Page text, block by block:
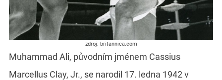
zdroj: britannica.com
Muhammad Ali, původním jménem Cassius
Marcellus Clay, Jr., se narodil 17. ledna 1942 v